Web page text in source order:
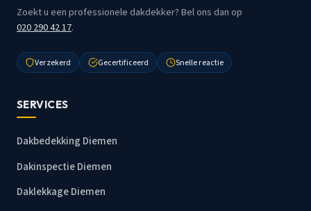
Zoekt u een professionele dakdekker? Bel ons dan op
020 290 42 17.
Verzekerd Gecertificeerd Snelle reactie
SERVICES
Dakbedekking Diemen
Dakinspectie Diemen
Daklekkage Diemen